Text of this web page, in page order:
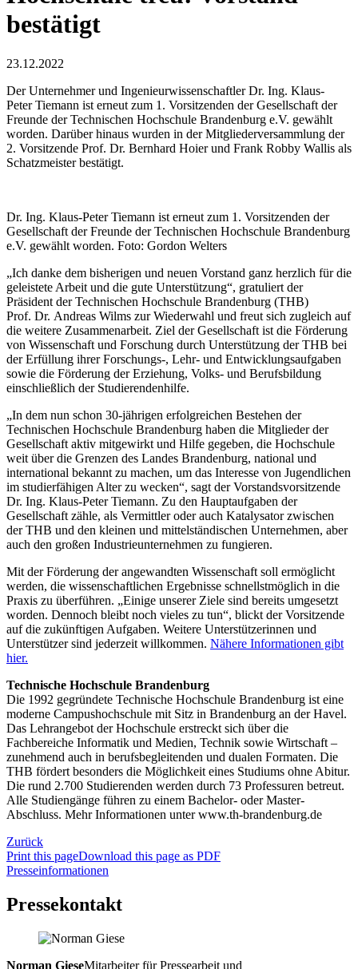
bestätigt
23.12.2022
Der Unternehmer und Ingenieurwissenschaftler Dr. Ing. Klaus-
Peter Tiemann ist erneut zum 1. Vorsitzenden der Gesellschaft der
Freunde der Technischen Hochschule Brandenburg e.V. gewählt
worden. Darüber hinaus wurden in der Mitgliederversammlung der
2. Vorsitzende Prof. Dr. Bernhard Hoier und Frank Robby Wallis als
Schatzmeister bestätigt.
Dr. Ing. Klaus-Peter Tiemann ist erneut zum 1. Vorsitzenden der
Gesellschaft der Freunde der Technischen Hochschule Brandenburg
e.V. gewählt worden. Foto: Gordon Welters
„Ich danke dem bisherigen und neuen Vorstand ganz herzlich für die
geleistete Arbeit und die gute Unterstützung“, gratuliert der
Präsident der Technischen Hochschule Brandenburg (THB)
Prof. Dr. Andreas Wilms zur Wiederwahl und freut sich zugleich auf
die weitere Zusammenarbeit. Ziel der Gesellschaft ist die Förderung
von Wissenschaft und Forschung durch Unterstützung der THB bei
der Erfüllung ihrer Forschungs-, Lehr- und Entwicklungsaufgaben
sowie die Förderung der Erziehung, Volks- und Berufsbildung
einschließlich der Studierendenhilfe.
„In dem nun schon 30-jährigen erfolgreichen Bestehen der
Technischen Hochschule Brandenburg haben die Mitglieder der
Gesellschaft aktiv mitgewirkt und Hilfe gegeben, die Hochschule
weit über die Grenzen des Landes Brandenburg, national und
international bekannt zu machen, um das Interesse von Jugendlichen
im studierfähigen Alter zu wecken“, sagt der Vorstandsvorsitzende
Dr. Ing. Klaus-Peter Tiemann. Zu den Hauptaufgaben der
Gesellschaft zähle, als Vermittler oder auch Katalysator zwischen
der THB und den kleinen und mittelständischen Unternehmen, aber
auch den großen Industrieunternehmen zu fungieren.
Mit der Förderung der angewandten Wissenschaft soll ermöglicht
werden, die wissenschaftlichen Ergebnisse schnellstmöglich in die
Praxis zu überführen. „Einige unserer Ziele sind bereits umgesetzt
worden. Dennoch bleibt noch vieles zu tun“, blickt der Vorsitzende
auf die zukünftigen Aufgaben. Weitere Unterstützerinnen und
Unterstützer sind jederzeit willkommen. Nähere Informationen gibt
hier.
Technische Hochschule Brandenburg
Die 1992 gegründete Technische Hochschule Brandenburg ist eine
moderne Campushochschule mit Sitz in Brandenburg an der Havel.
Das Lehrangebot der Hochschule erstreckt sich über die
Fachbereiche Informatik und Medien, Technik sowie Wirtschaft –
zunehmend auch in berufsbegleitenden und dualen Formaten. Die
THB fördert besonders die Möglichkeit eines Studiums ohne Abitur.
Die rund 2.700 Studierenden werden durch 73 Professuren betreut.
Alle Studiengänge führen zu einem Bachelor- oder Master-
Abschluss. Mehr Informationen unter www.th-brandenburg.de
Zurück
Print this pageDownload this page as PDF
Presseinformationen
Pressekontakt
Norman GieseMitarbeiter für Pressearbeit und